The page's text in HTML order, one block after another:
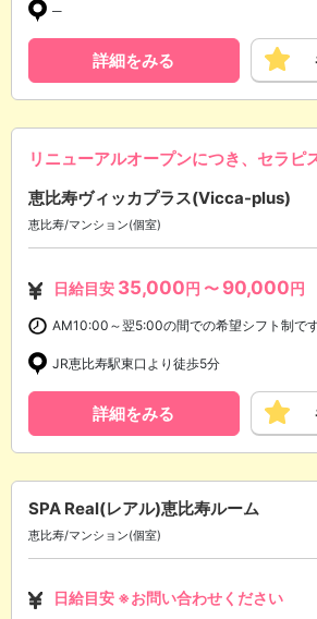
─
詳細をみる
リニューアルオープンにつき、セラピ
恵比寿ヴィッカプラス(Vicca-plus)
恵比寿/マンション(個室)
日給目安 35,000円 〜 90,000円
AM10:00～翌5:00の間での希望シフト制です
JR恵比寿駅東口より徒歩5分
詳細をみる
SPA Real(レアル)恵比寿ルーム
恵比寿/マンション(個室)
日給目安 ※お問い合わせください